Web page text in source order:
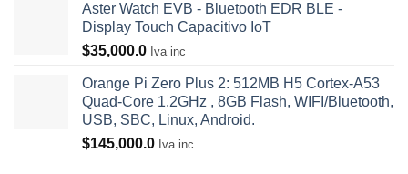
Aster Watch EVB - Bluetooth EDR BLE -
Display Touch Capacitivo IoT
$35,000.0 Iva inc
Orange Pi Zero Plus 2: 512MB H5 Cortex-A53
Quad-Core 1.2GHz , 8GB Flash, WIFI/Bluetooth,
USB, SBC, Linux, Android.
$145,000.0 Iva inc